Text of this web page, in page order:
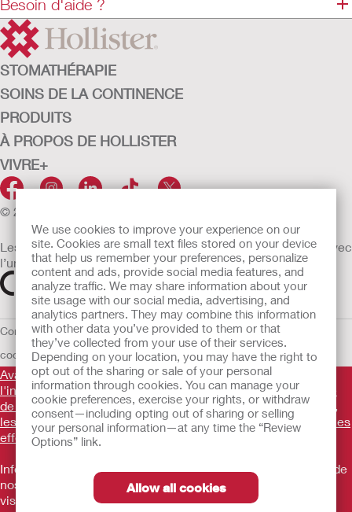
We use cookies to improve your experience on our
site. Cookies are small text files stored on your device
that help us remember your preferences, personalize
content and ads, provide social media features, and
analyze traffic. We may share information about your
site usage with our social media, advertising, and
analytics partners. They may combine this information
with other data you’ve provided to them or that
they’ve collected from your use of their services.
Depending on your location, you may have the right to
opt out of the sharing or sale of your personal
information through cookies. You can manage your
cookie preferences, exercise your rights, or withdraw
consent—including opting out of sharing or selling
your personal information—at any time the “Review
Options” link.
Allow all cookies
Le film anti-odeur protège contre les mauvaises odeurs.
Capacité de 2 000 ml et graduations
Ne contient pas de latex de caoutchouc naturel
Besoin d'aide ?
STOMATHÉRAPIE
SOINS DE LA CONTINENCE
PRODUITS
À PROPOS DE HOLLISTER
VIVRE+
© 2026 Hollister Incorporated
Les dispositifs médicaux vendus dans l’UE sont marqués avec
l’un des symboles suivants selon le besoin
Conditions d'utilisation Politique de confidentialité Utilisation des
cookiesUE Avis au DénonciateurConditions générales de vente
Avant d'utiliser les produits mentionnés, veuillez lire
l'intégralité des consignes d'utilisation fournies sur la notice
de chaque produit pour connaître l'indication, la description,
les contre-indications, les avertissements, les précautions, les
effets indésirables et le mode d'emploi du dispositif.
Informations promotionnelles à destination des utilisateurs de
nos produits ne constituant pas un conseil médical et ne
visant pas à remplacer un conseil médical. Les produits